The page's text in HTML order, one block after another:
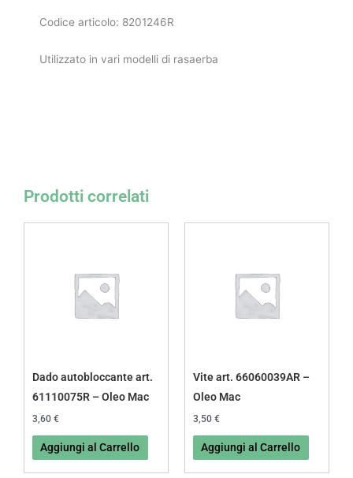
Codice articolo: 8201246R
Utilizzato in vari modelli di rasaerba
Prodotti correlati
Dado autobloccante art.
61110075R – Oleo Mac
3,60 €
Aggiungi al Carrello
Vite art. 66060039AR –
Oleo Mac
3,50 €
Aggiungi al Carrello